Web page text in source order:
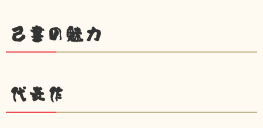
己書の魅力
代表作